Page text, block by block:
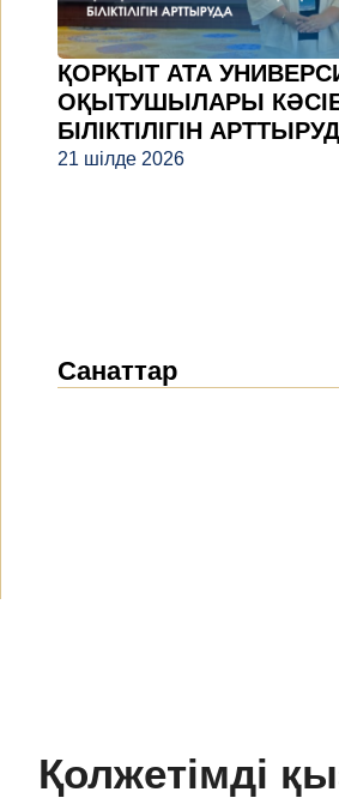
ҚОРҚЫТ АТА
ОҚЫТУШЫЛАРЫ
БІЛІКТІЛІГІН
21 шілде 2026
Санаттар
Қолжетімді